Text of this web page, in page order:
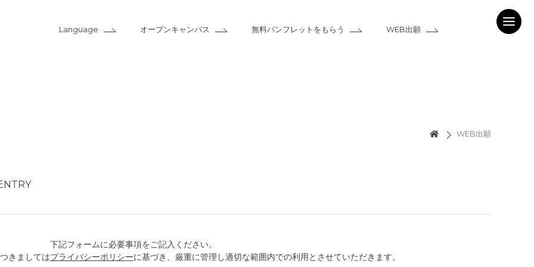
Language オープンキャンパス 無料パンフレットをもらう WEB出願
WEB出願
下記フォームに必要事項をご記入ください。
きましてはプライバシーポリシーに基づき、厳重に管理し適切な範囲内での利用とさせていただきます。